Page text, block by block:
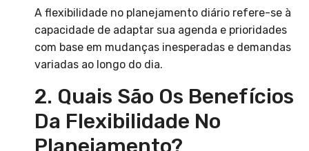
A flexibilidade no planejamento diário refere-se à
capacidade de adaptar sua agenda e prioridades
com base em mudanças inesperadas e demandas
variadas ao longo do dia.
2. Quais São Os Benefícios
Da Flexibilidade No